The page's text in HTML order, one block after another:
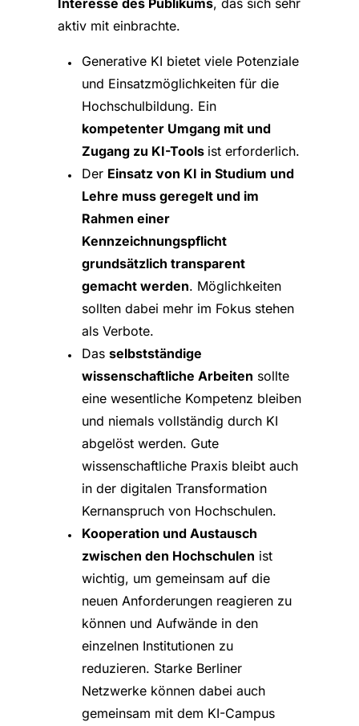
aktiv mit einbrachte.
Generative KI bietet viele Potenziale
und Einsatzmöglichkeiten für die
Hochschulbildung. Ein
kompetenter Umgang mit und
Zugang zu KI-Tools ist erforderlich.
Der Einsatz von KI in Studium und
Lehre muss geregelt und im
Rahmen einer
Kennzeichnungspflicht
grundsätzlich transparent
gemacht werden. Möglichkeiten
sollten dabei mehr im Fokus stehen
als Verbote.
Das selbstständige
wissenschaftliche Arbeiten sollte
eine wesentliche Kompetenz bleiben
und niemals vollständig durch KI
abgelöst werden. Gute
wissenschaftliche Praxis bleibt auch
in der digitalen Transformation
Kernanspruch von Hochschulen.
Kooperation und Austausch
zwischen den Hochschulen ist
wichtig, um gemeinsam auf die
neuen Anforderungen reagieren zu
können und Aufwände in den
einzelnen Institutionen zu
reduzieren. Starke Berliner
Netzwerke können dabei auch
gemeinsam mit dem KI-Campus